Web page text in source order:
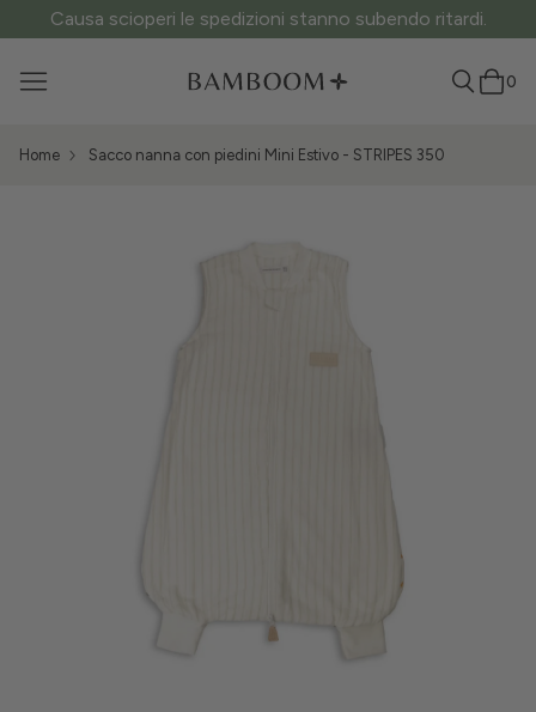
Causa scioperi le spedizioni stanno subendo ritardi.
0
Home Sacco nanna con piedini Mini Estivo - STRIPES 350